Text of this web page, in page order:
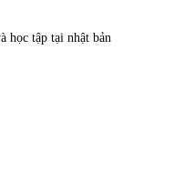
học tập tại nhật bản